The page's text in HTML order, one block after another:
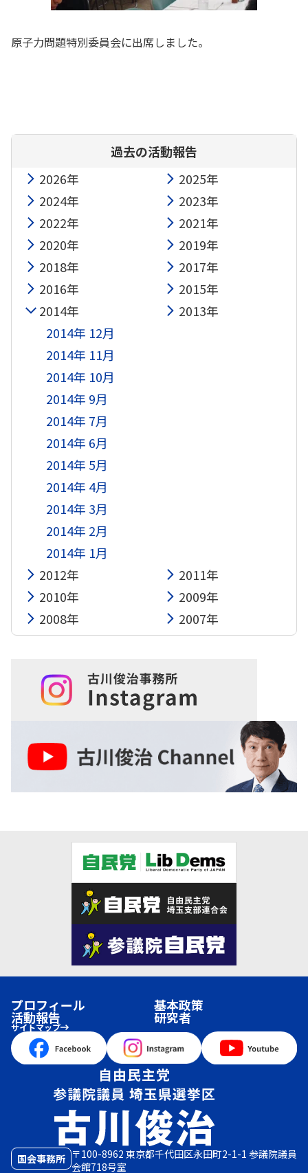
原子力問題特別委員会に出席しました。
過去の活動報告
2026年
2025年
2024年
2023年
2022年
2021年
2020年
2019年
2018年
2017年
2016年
2015年
2014年
2014年 12月
2014年 11月
2014年 10月
2014年 9月
2014年 7月
2014年 6月
2014年 5月
2014年 4月
2014年 3月
2014年 2月
2014年 1月
2013年
2012年
2011年
2010年
2009年
2008年
2007年
国会事務所 〒100-8962 東京都千代田区永田町2-1-1 参議院議員
会館718号室
プロフィール 基本政策
活動報告 研究者
サイトマップ